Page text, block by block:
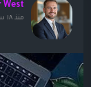
West
منذ ١٨ ساعات